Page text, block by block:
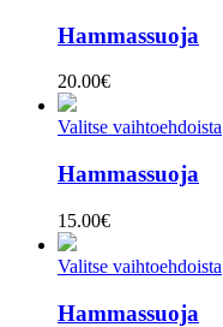
Hammassuoja
20.00€
Valitse vaihtoehdoista
Hammassuoja
15.00€
Valitse vaihtoehdoista
Hammassuoja